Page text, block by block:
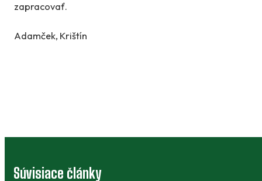
zapracovať.
Adamček, Krištín
Súvisiace články